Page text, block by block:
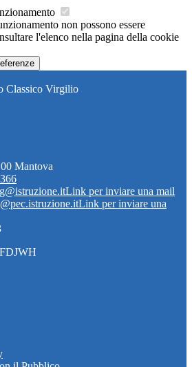
non possono essere
l'elenco nella pagina della cookie
Classico Virgilio
Mantova
Link per inviare una mail
Link per inviare una